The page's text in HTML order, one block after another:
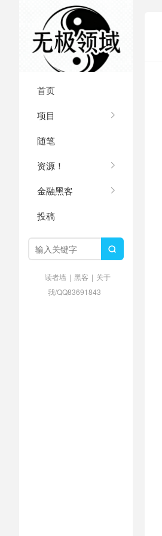
首页
项目
随笔
资源！
金融黑客
投稿

读者墙 | 黑客 | 关于
我/QQ83691843